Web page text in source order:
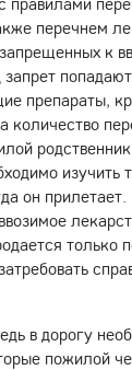
перечнем
к
препараты,
количество
он
только
в дорогу
пожилой